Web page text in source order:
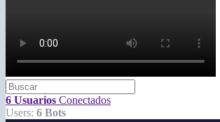
6 Usuarios Conectados
Users: 6 Bots